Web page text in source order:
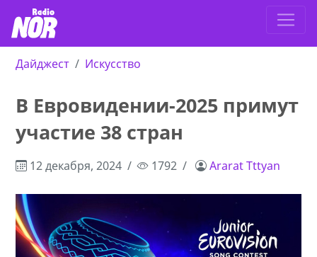
Дайджест Искусство
В Евровидении-2025 примут
участие 38 стран
12 декабря, 2024 1792 Ararat Tttyan